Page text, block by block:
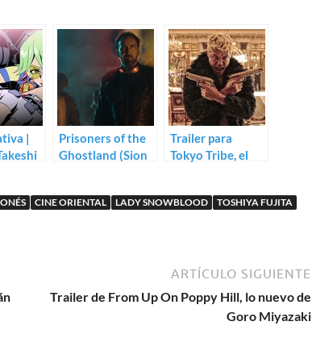
|
Prisoners of the
Ghostland (Sion
Trailer para
Tokyo Tribe, el
Sion Sono
CINE ORIENTAL LADY SNOWBLOOD
TOSHIYA FUJITA
ARTÍCULO SIGUIENTE
Trailer de From Up On Poppy Hill, lo nuevo de
Goro Miyazaki